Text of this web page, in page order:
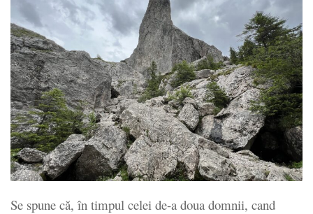
Se spune că, în timpul celei de-a doua domnii, cand